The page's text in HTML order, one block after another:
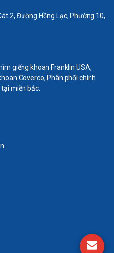
bể chứa luôn đảm bảo.
kế với cánh quạt ly
lắc trong quá trình hoạt
thật vậy, đối với máy
chắn vào để cố định,
2, Đường Hồng Lạc, Phường 10,
giếng khoan Franklin USA,
Coverco, Phân phối chính
miền bắc.